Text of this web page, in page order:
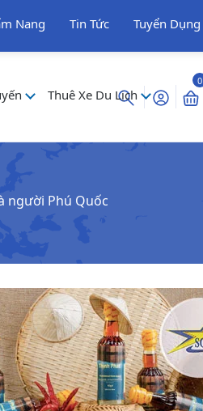
Nang Tin Tức Tuyển Dụng
Thuê Xe Du Lịch
0
người Phú Quốc